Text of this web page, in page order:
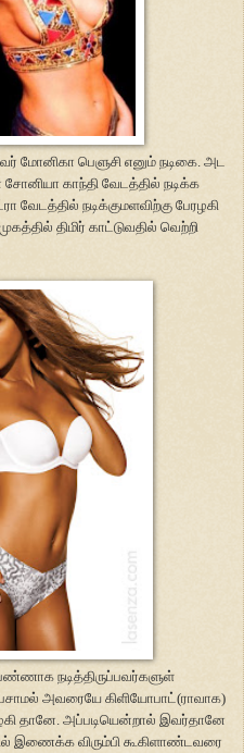
மோனிகா பெளுசி எனும் நடிகை. அட
காந்தி வேடத்தில் நடிக்க
வேடத்தில் நடிக்குமளவிற்கு பேரழகி
திமிர் காட்டுவதில் வெற்றி
நடித்திருப்பவர்களுள்
அவரையே கிளியோபாட்(ராவாக)
தானே. அப்படியென்றால் இவர்தானே
இணைக்க விரும்பி கூகிளாண்டவரை